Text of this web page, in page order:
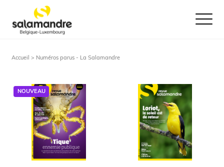
Ouvrir le
Accueil > Numéros parus - La Salamandre
NOUVEAU